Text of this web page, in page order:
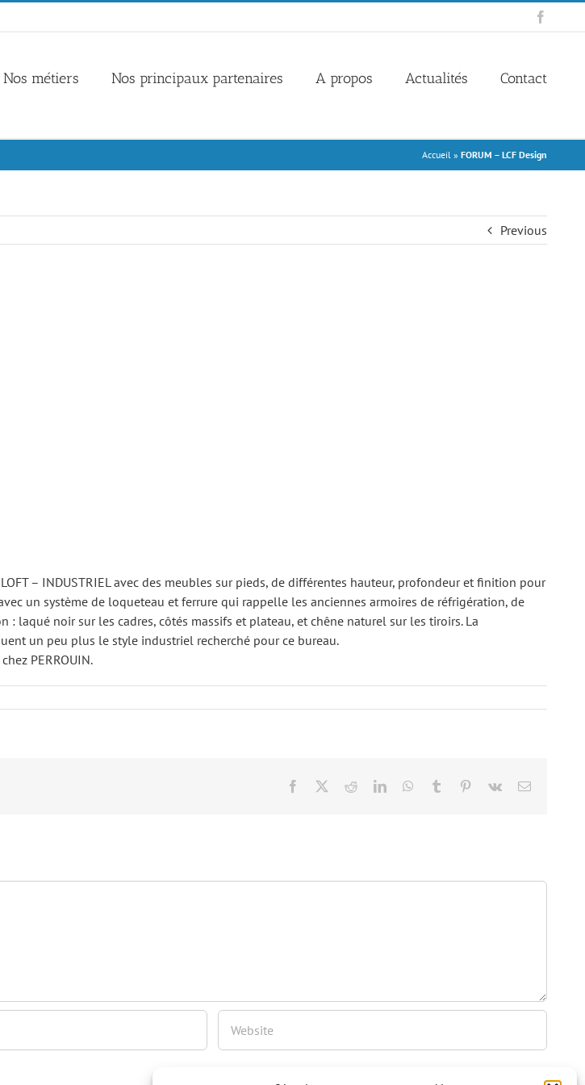
Nos métiers Nos principaux partenaires A propos Actualités Contact
Accueil » FORUM – LCF Design
Previous
– INDUSTRIEL avec des meubles sur pieds, de différentes hauteur, profondeur et finition pour
un système de loqueteau et ferrure qui rappelle les anciennes armoires de réfrigération, de
laqué noir sur les cadres, côtés massifs et plateau, et chêne naturel sur les tiroirs. La
un peu plus le style industriel recherché pour ce bureau.
PERROUIN.
Facebook
TwitterRedditLinkedInWhatsApp
Tumblr Pinterest
Vk Email